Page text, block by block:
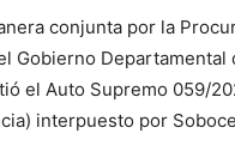
conjunta por la
Gobierno Departamental
el Auto Supremo 059/
interpuesto por